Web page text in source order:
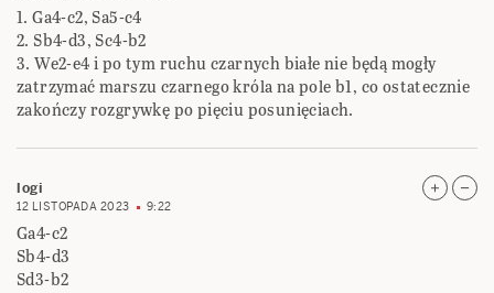
1. Ga4-c2, Sa5-c4
2. Sb4-d3, Sc4-b2
3. We2-e4 i po tym ruchu czarnych białe nie będą mogły
zatrzymać marszu czarnego króla na pole b1, co ostatecznie
zakończy rozgrywkę po pięciu posunięciach.
logi
12 LISTOPADA 2023 9:22
Ga4-c2
Sb4-d3
Sd3-b2